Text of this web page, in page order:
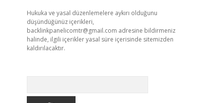
Hukuka ve yasal düzenlemelere aykırı olduğunu
düşündüğünüz içerikleri,
backlinkpanelicomtr@gmail.com adresine bildirmeniz
halinde, ilgili içerikler yasal süre içerisinde sitemizden
kaldırılacaktır.